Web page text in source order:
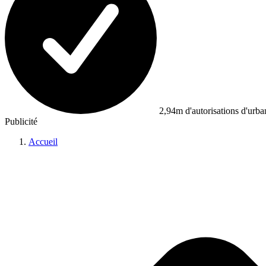
2,94m d'autorisations
Publicité
Accueil